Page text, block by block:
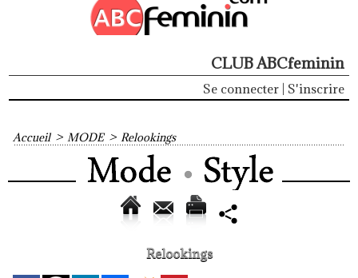
CLUB ABCfeminin
Se connecter S'inscrire
Accueil > MODE > Relookings
Relookings